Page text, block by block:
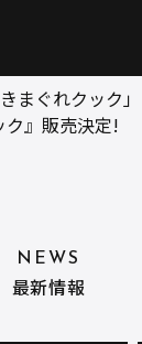
RECRUIT
きまぐれクック
』販売決定!
NEWS
最新情報